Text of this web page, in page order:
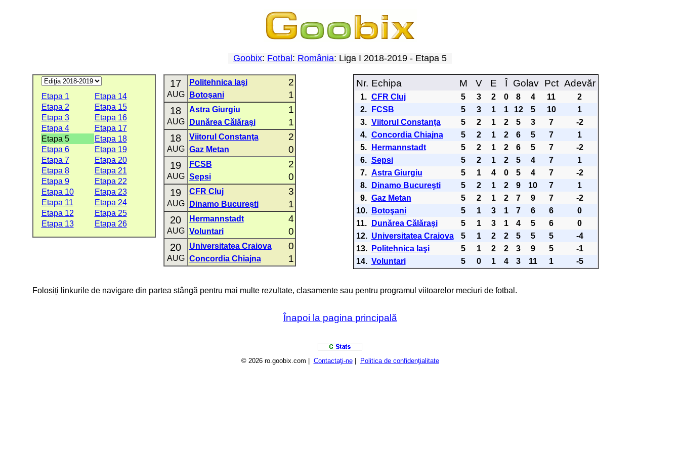
Goobix: Fotbal : România: Liga I 2018-2019 - Etapa 5
Etapa 1
Etapa 14
Etapa 2
Etapa 15
Etapa 3
Etapa 16
Etapa 4
Etapa 17
Etapa 5
Etapa 18
Etapa 6
Etapa 19
Etapa 7
Etapa 20
Etapa 8
Etapa 21
Etapa 9
Etapa 22
Etapa 10
Etapa 23
Etapa 11
Etapa 24
Etapa 12
Etapa 25
Etapa 13
Etapa 26
17
AUG
Politehnica Iaşi 2
Botoşani 1
18
AUG
Astra Giurgiu 1
Dunărea Călăraşi 1
18
AUG
Viitorul Constanţa 2
Gaz Metan 0
19
AUG
FCSB 2
Sepsi 0
19
AUG
CFR Cluj 3
Dinamo Bucureşti 1
20
AUG
Hermannstadt 4
Voluntari 0
20
AUG
Universitatea Craiova 0
Concordia Chiajna 1
Nr. Echipa M V E Î Golav Pct Adevăr
1. CFR Cluj 5 3 2 0 8 4 11
2
2.
FCSB 5 3 1 1 12 5 10
1
3. Viitorul Constanţa 5 2 1 2 5 3 7
-2
4. Concordia Chiajna 5 2 1 2 6 5 7
1
5.
Hermannstadt 5 2 1 2 6 5 7
-2
6. Sepsi 5 2 1 2 5 4 7
1
7. Astra Giurgiu 5 1 4 0 5 4 7
-2
8.
Dinamo Bucureşti 5 2 1 2 9 10 7
1
9. Gaz Metan 5 2 1 2 7 9 7
-2
10.
Botoşani 5 1 3 1 7 6 6
0
11.
Dunărea Călăraşi 5 1 3 1 4 5 6
0
12. Universitatea Craiova 5 1 2 2 5 5 5
-4
13.
Politehnica Iaşi 5 1 2 2 3 9 5
-1
14. Voluntari 5 0 1 4 3 11 1 -5
Folosiți linkurile de navigare din partea stângă pentru mai multe rezultate, clasamente sau pentru programul viitoarelor meciuri de fotbal.
Înapoi la pagina principală
© 2026 ro.goobix.com | Contactaţi-ne| Politica de confidenţialitate